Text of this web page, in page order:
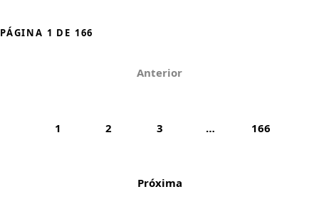
PÁGINA 1 DE 166
Anterior
1 2 3 … 166
Próxima